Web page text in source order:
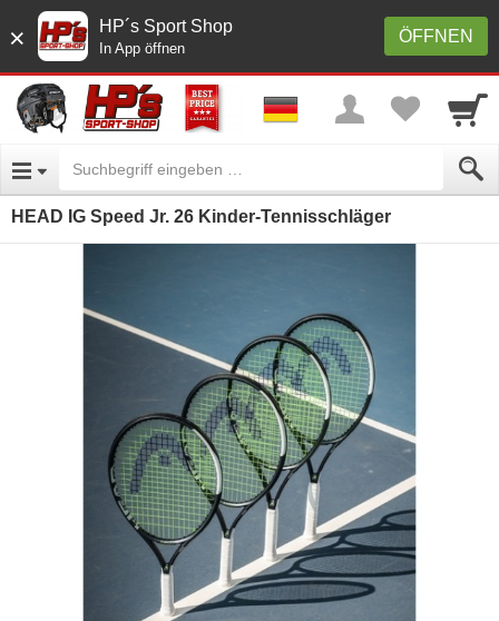
× ÖFFNEN
HP´s Sport Shop
In App öffnen
HEAD IG Speed Jr. 26 Kinder-Tennisschläger